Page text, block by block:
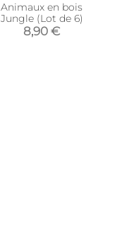
Animaux en bois
Jungle (Lot de 6)
8,90 €